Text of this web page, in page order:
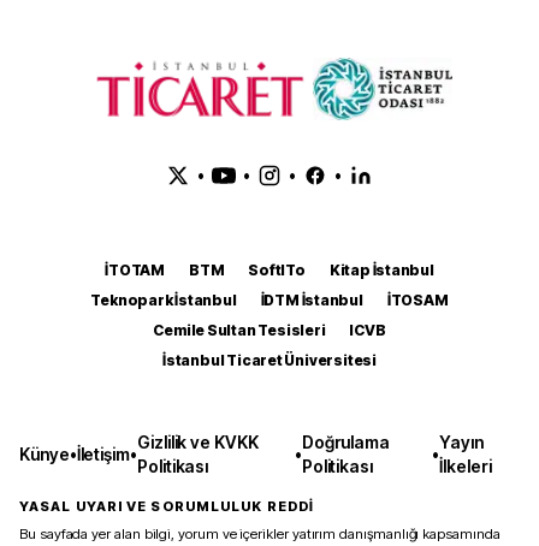
• • • •
İTOTAM BTM SoftITo
Kitap İstanbul
Teknopark İstanbul
İDTM İstanbul
İTOSAM
Cemile Sultan Tesisleri
ICVB
İstanbul Ticaret Üniversitesi
Künye•İletişim•
Gizlilik ve KVKK
Politikası
•
Doğrulama
Politikası
•
Yayın
İlkeleri
YASAL UYARI VE SORUMLULUK REDDİ
Bu sayfada yer alan bilgi, yorum ve içerikler yatırım danışmanlığı kapsamında